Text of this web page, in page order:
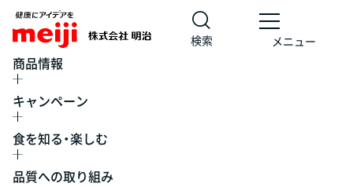
検索 メニュー
商品情報
キャンペーン
食を知る・楽しむ
品質への取り組み